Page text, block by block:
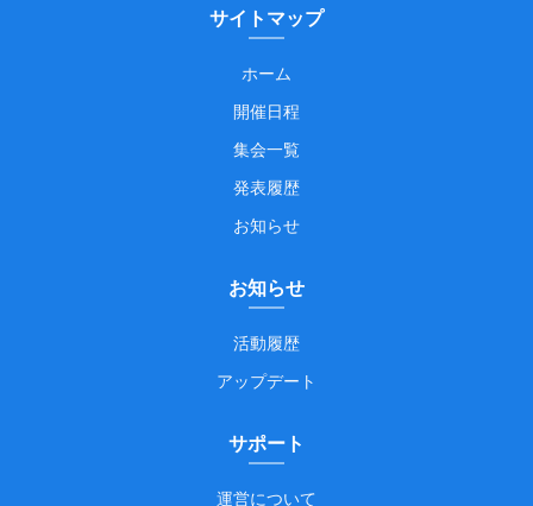
サイトマップ
ホーム
開催日程
集会一覧
発表履歴
お知らせ
お知らせ
活動履歴
アップデート
サポート
運営について